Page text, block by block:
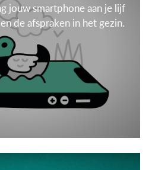
jouw smartphone aan je lijf
de afspraken in het gezin.